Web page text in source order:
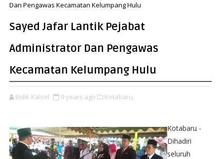
Dan Pengawas Kecamatan Kelumpang Hulu
Sayed Jafar Lantik Pejabat
Administrator Dan Pengawas
Kecamatan Kelumpang Hulu
Bidik Kalsel 9 years ago Kotabaru,
Kotabaru -
Dihadiri
seluruh